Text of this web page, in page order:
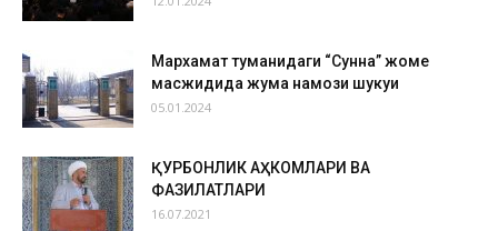
Мархамат туманидаги “Сунна” жоме
масжидида жума намози шукуҳи
05.01.2024
ҚУРБОНЛИК АҲКОМЛАРИ ВА
ФАЗИЛАТЛАРИ
16.07.2021